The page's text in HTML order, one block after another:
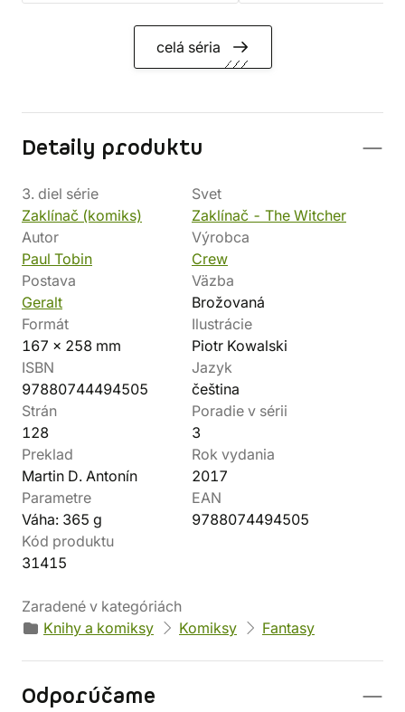
celá séria
Detaily produktu
3. diel série
Zaklínač (komiks)
Svet
Zaklínač - The Witcher
Autor
Paul Tobin
Výrobca
Crew
Postava
Geralt
Väzba
Brožovaná
Formát
167 x 258 mm
Ilustrácie
Piotr Kowalski
ISBN
97880744494505
Jazyk
čeština
Strán
128
Poradie v sérii
3
Preklad
Martin D. Antonín
Rok vydania
2017
Parametre
Váha: 365 g
EAN
9788074494505
Kód produktu
31415
Zaradené v kategóriách
Knihy a komiksy
Komiksy Fantasy
Odporúčame